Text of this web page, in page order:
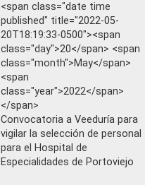
<span class="date time
published" title="2022-05-
20T18:19:33-0500"><span
class="day">20</span> <span
class="month">May</span>
<span
class="year">2022</span>
</span>
Convocatoria a Veeduría para
vigilar la selección de personal
para el Hospital de
Especialidades de Portoviejo